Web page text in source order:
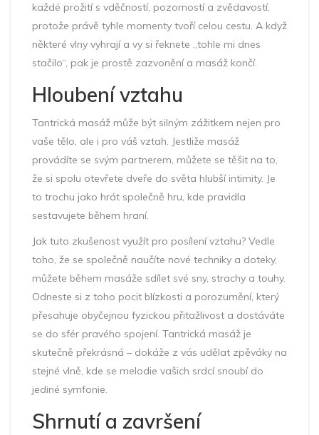
každé prožití s vděčností, pozorností a zvědavostí,
protože právě tyhle momenty tvoří celou cestu. A když
některé vlny vyhrají a vy si řeknete „tohle mi dnes
stačilo“, pak je prostě zazvonění a masáž končí.
Hloubení vztahu
Tantrická masáž může být silným zážitkem nejen pro
vaše tělo, ale i pro váš vztah. Jestliže masáž
provádíte se svým partnerem, můžete se těšit na to,
že si spolu otevřete dveře do světa hlubší intimity. Je
to trochu jako hrát společně hru, kde pravidla
sestavujete během hraní.
Jak tuto zkušenost využít pro posílení vztahu? Vedle
toho, že se společně naučíte nové techniky a doteky,
můžete během masáže sdílet své sny, strachy a touhy.
Odneste si z toho pocit blízkosti a porozumění, který
přesahuje obyčejnou fyzickou přitažlivost a dostáváte
se do sfér pravého spojení. Tantrická masáž je
skutečně překrásná – dokáže z vás udělat zpěváky na
stejné vlně, kde se melodie vašich srdcí snoubí do
jediné symfonie.
Shrnutí a završení